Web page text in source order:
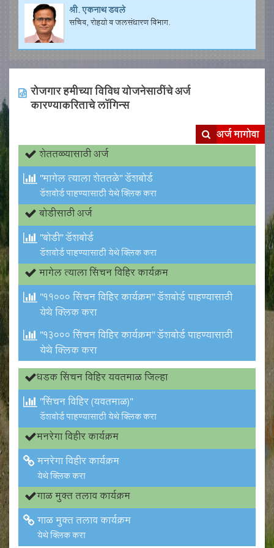
श्री. एकनाथ डवले
सचिव, रोहयो व जलसंधारण विभाग.
रोजगार हमीच्या विविध योजनेसाठींचे अर्ज
कारण्याकरिताचे लॉगिन्स
अर्ज मागोवा
शेततळ्यासाठी अर्ज
"मागेल त्याला शेततळे" डॅशबोर्ड
डॅशबोर्ड पाहण्यासाठी येथे क्लिक करा
बोडीसाठी अर्ज
"बोडी" डॅशबोर्ड
डॅशबोर्ड पाहण्यासाठी येथे क्लिक करा
मागेल त्याला सिंचन विहिर कार्यक्रम
"११००० सिंचन विहिर कार्यक्रम" डॅशबोर्ड पाहण्यासाठी
येथे क्लिक करा
"१३००० सिंचन विहिर कार्यक्रम" डॅशबोर्ड पाहण्यासाठी
येथे क्लिक करा
धडक सिंचन विहिर यवतमाळ जिल्हा
"सिंचन विहिर (यवतमाळ)"
डॅशबोर्ड पाहण्यासाठी येथे क्लिक करा
मनरेगा विहीर कार्यक्रम
मनरेगा विहीर कार्यक्रम
येथे क्लिक करा
गाळ मुक्त तलाव कार्यक्रम
गाळ मुक्त तलाव कार्यक्रम
येथे क्लिक करा